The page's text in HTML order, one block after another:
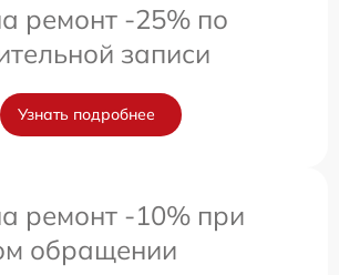
ремонт -25% по
записи
Узнать подробнее
ремонт -10% при
обращении